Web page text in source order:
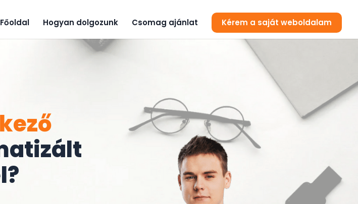
Főoldal Hogyan dolgozunk Csomag ajánlat Kérem a saját weboldalam